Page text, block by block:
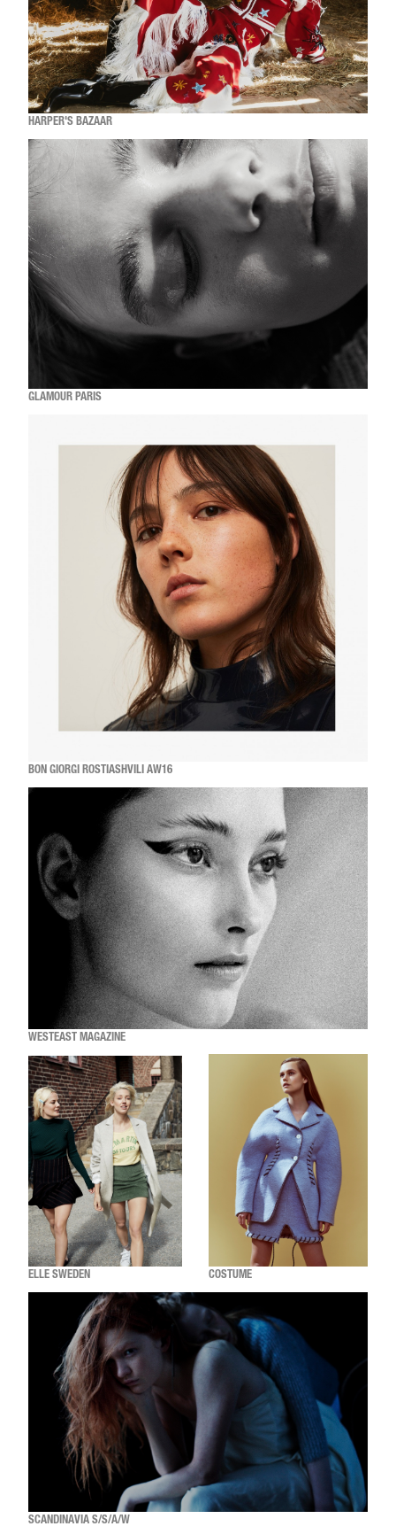
HARPER'S BAZAAR
GLAMOUR PARIS
BON GIORGI ROSTIASHVILI AW16
WESTEAST MAGAZINE
ELLE SWEDEN COSTUME
SCANDINAVIA S/S/A/W